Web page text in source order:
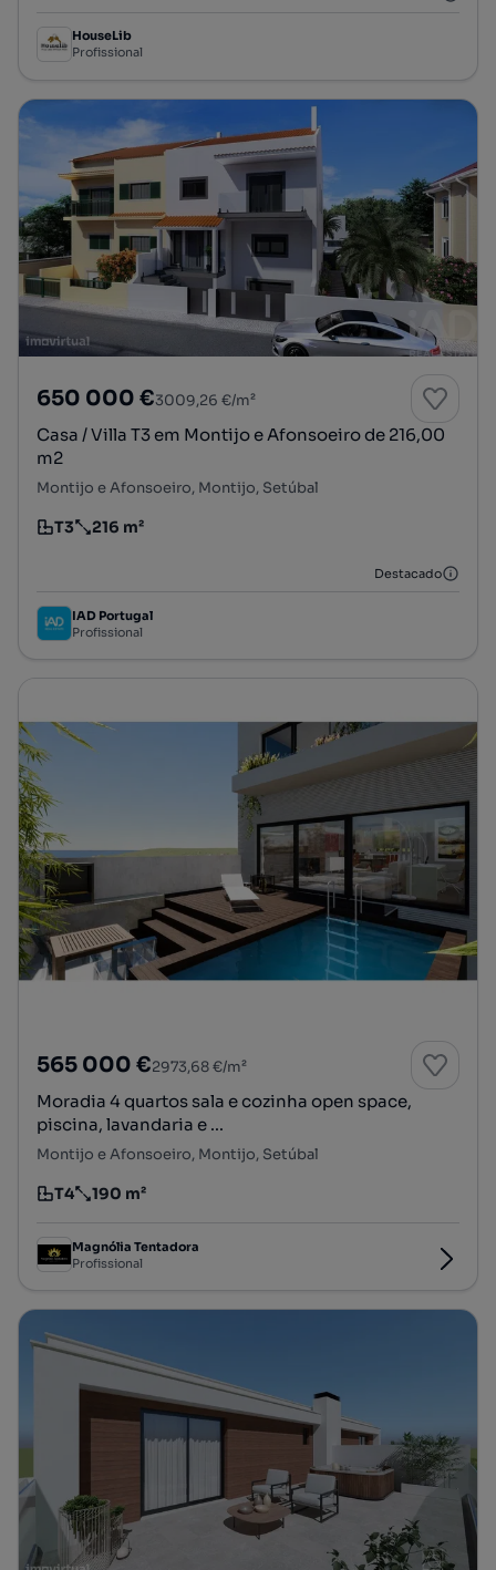
HouseLib
Profissional
650 000 €3009,26 €/m²
Casa / Villa T3 em Montijo e Afonsoeiro de 216,00
m2
Montijo e Afonsoeiro, Montijo, Setúbal
Tipologia
T3
Preço por metro quadrado
216 m²
Destacado
IAD Portugal
Profissional
565 000 €2973,68 €/m²
Moradia 4 quartos sala e cozinha open space,
piscina, lavandaria e ...
Montijo e Afonsoeiro, Montijo, Setúbal
Tipologia
T4
Preço por metro quadrado
190 m²
Magnólia Tentadora
Profissional